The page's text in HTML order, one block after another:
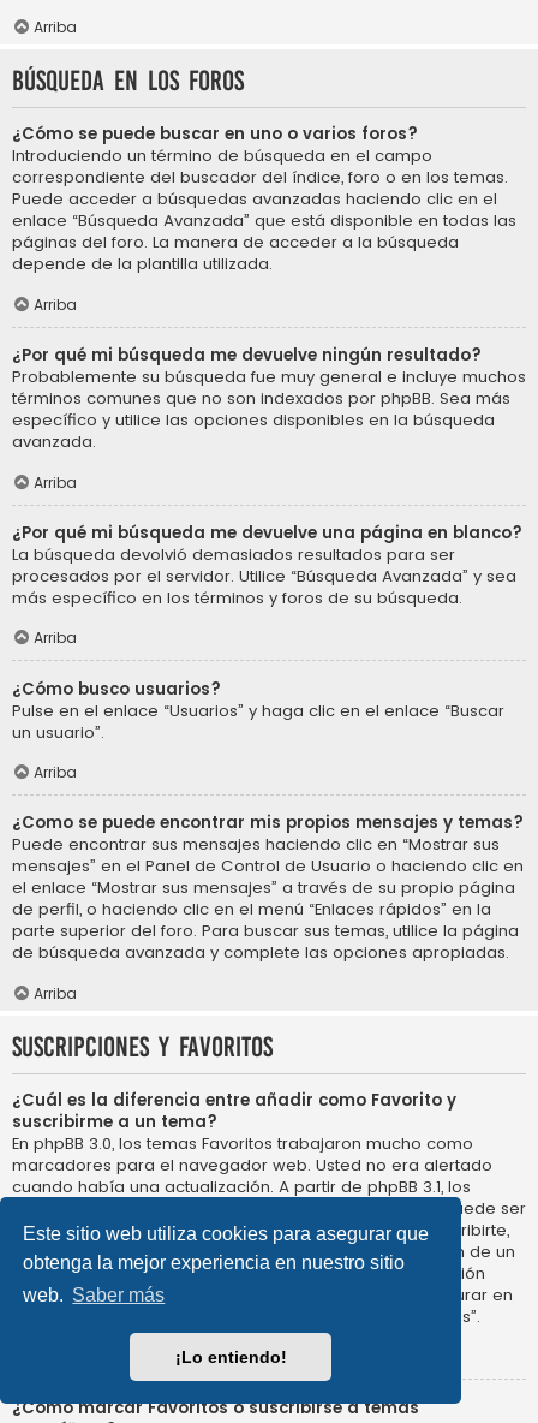
Este sitio web utiliza cookies para asegurar que
obtenga la mejor experiencia en nuestro sitio
web. Saber más
¡Lo entiendo!
Arriba
Búsqueda en los foros
¿Cómo se puede buscar en uno o varios foros?
Introduciendo un término de búsqueda en el campo
correspondiente del buscador del índice, foro o en los temas.
Puede acceder a búsquedas avanzadas haciendo clic en el
enlace “Búsqueda Avanzada” que está disponible en todas las
páginas del foro. La manera de acceder a la búsqueda
depende de la plantilla utilizada.
Arriba
¿Por qué mi búsqueda me devuelve ningún resultado?
Probablemente su búsqueda fue muy general e incluye muchos
términos comunes que no son indexados por phpBB. Sea más
específico y utilice las opciones disponibles en la búsqueda
avanzada.
Arriba
¿Por qué mi búsqueda me devuelve una página en blanco?
La búsqueda devolvió demasiados resultados para ser
procesados por el servidor. Utilice “Búsqueda Avanzada” y sea
más específico en los términos y foros de su búsqueda.
Arriba
¿Cómo busco usuarios?
Pulse en el enlace “Usuarios” y haga clic en el enlace “Buscar
un usuario”.
Arriba
¿Como se puede encontrar mis propios mensajes y temas?
Puede encontrar sus mensajes haciendo clic en “Mostrar sus
mensajes” en el Panel de Control de Usuario o haciendo clic en
el enlace “Mostrar sus mensajes” a través de su propio página
de perfil, o haciendo clic en el menú “Enlaces rápidos” en la
parte superior del foro. Para buscar sus temas, utilice la página
de búsqueda avanzada y complete las opciones apropiadas.
Arriba
Suscripciones y Favoritos
¿Cuál es la diferencia entre añadir como Favorito y
suscribirme a un tema?
En phpBB 3.0, los temas Favoritos trabajaron mucho como
marcadores para el navegador web. Usted no era alertado
cuando había una actualización. A partir de phpBB 3.1, los
Favoritos son más como suscribirse a un tema. Usted puede ser
notificado cuando un tema Favorito se actualiza. Al suscribirte,
sin embargo, se le avisará de que hay una actualización de un
tema, o foro en el propio foro. Las opciones de notificación
para los Favoritos y las suscripciones se pueden configurar en
el Panel de Control de Usuario, en “Preferencias de Foros”.
¿Cómo marcar Favoritos o suscribirse a temas